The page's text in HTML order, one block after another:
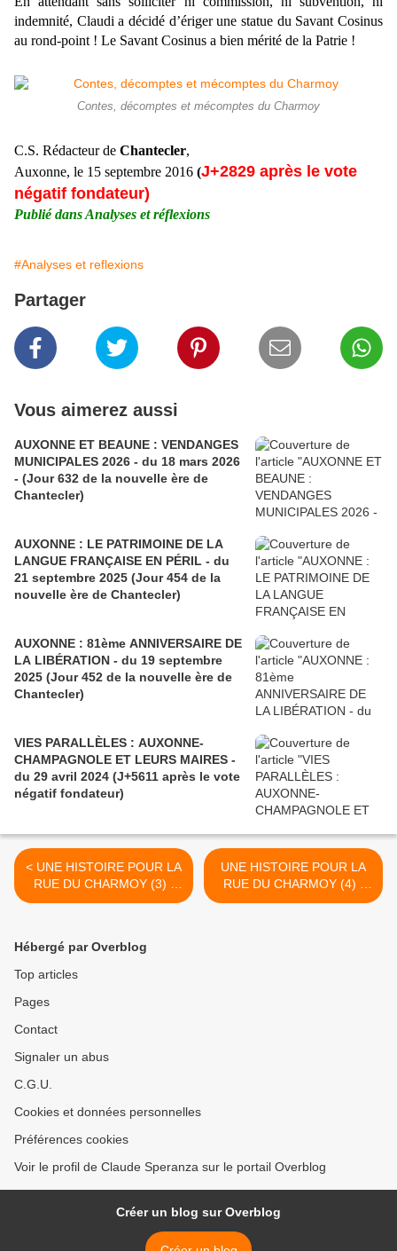
indemnité, Claudi a décidé d’ériger une statue du Savant Cosinus
au rond-point ! Le Savant Cosinus a bien mérité de la Patrie !
Contes, décomptes et mécomptes du Charmoy
C.S. Rédacteur de Chantecler,
Auxonne, le 15 septembre 2016 (J+2829 après le vote
négatif fondateur)
Publié dans Analyses et réflexions
#Analyses et reflexions
Partager
Vous aimerez aussi
AUXONNE ET BEAUNE : VENDANGES
MUNICIPALES 2026 - du 18 mars 2026
- (Jour 632 de la nouvelle ère de
Chantecler)
AUXONNE : LE PATRIMOINE DE LA
LANGUE FRANÇAISE EN PÉRIL - du
21 septembre 2025 (Jour 454 de la
nouvelle ère de Chantecler)
AUXONNE : 81ème ANNIVERSAIRE DE
LA LIBÉRATION - du 19 septembre
2025 (Jour 452 de la nouvelle ère de
Chantecler)
VIES PARALLÈLES : AUXONNE-
CHAMPAGNOLE ET LEURS MAIRES -
du 29 avril 2024 (J+5611 après le vote
négatif fondateur)
< UNE HISTOIRE POUR LA
RUE DU CHARMOY (3) -
du 14 Septembre 2016
UNE HISTOIRE POUR LA
RUE DU CHARMOY (4) -
du 16 septembre 2016
Hébergé par Overblog
Top articles
Pages
Contact
Signaler un abus
C.G.U.
Cookies et données personnelles
Préférences cookies
Voir le profil de Claude Speranza sur le portail Overblog
Créer un blog sur Overblog